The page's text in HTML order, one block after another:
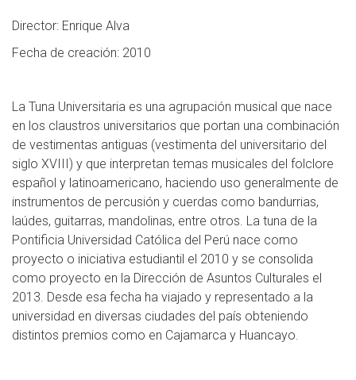
Director: Enrique Alva
Fecha de creación: 2010
La Tuna Universitaria es una agrupación musical que nace
en los claustros universitarios que portan una combinación
de vestimentas antiguas (vestimenta del universitario del
siglo XVIII) y que interpretan temas musicales del folclore
español y latinoamericano, haciendo uso generalmente de
instrumentos de percusión y cuerdas como bandurrias,
laúdes, guitarras, mandolinas, entre otros. La tuna de la
Pontificia Universidad Católica del Perú nace como
proyecto o iniciativa estudiantil el 2010 y se consolida
como proyecto en la Dirección de Asuntos Culturales el
2013. Desde esa fecha ha viajado y representado a la
universidad en diversas ciudades del país obteniendo
distintos premios como en Cajamarca y Huancayo.